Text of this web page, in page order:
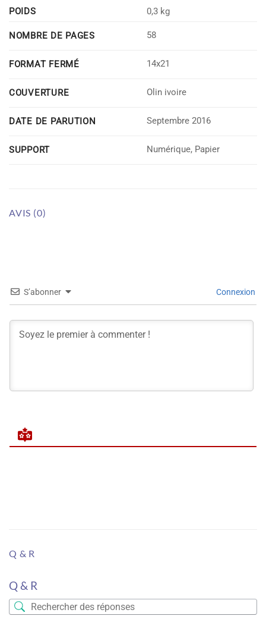
POIDS 0,3 kg
NOMBRE DE PAGES 58
FORMAT FERMÉ 14x21
COUVERTURE Olin ivoire
DATE DE PARUTION Septembre 2016
SUPPORT Numérique, Papier
AVIS (0)
S’abonner Connexion
Q & R
Q & R